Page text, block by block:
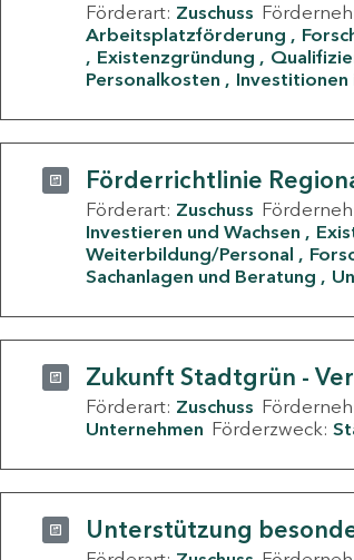
Förderart: Zuschuss
Arbeitsplatzförderung
Existenzgründung
Personalkosten
Investitionen
Förderrichtlinie
Förderart: Zuschuss
Investieren und Wachsen
Weiterbildung/Personal
Sachanlagen und Beratung
Zukunft Stadtgrün -
Förderart: Zuschuss
Unternehmen Förderzweck:
Unterstützung